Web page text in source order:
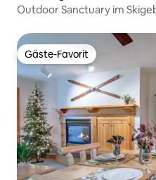
Outdoor Sanctuary im
Gäste-Favorit
Gäste-Favorit